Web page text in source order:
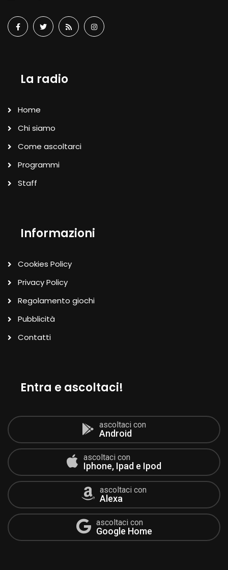
La radio
Home
Chi siamo
Come ascoltarci
Programmi
Staff
Informazioni
Cookies Policy
Privacy Policy
Regolamento giochi
Pubblicità
Contatti
Entra e ascoltaci!
ascoltaci con
Android
ascoltaci con
Iphone, Ipad e Ipod
ascoltaci con
Alexa
ascoltaci con
Google Home